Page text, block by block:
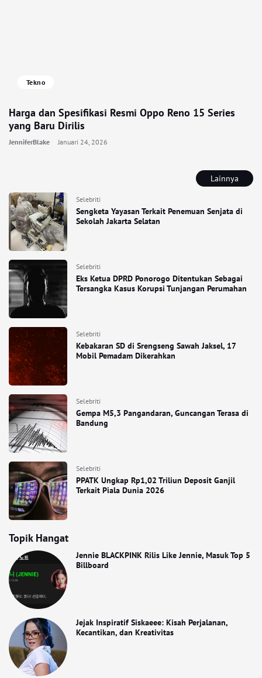
Lainnya
Selebriti
Sengketa Yayasan Terkait Penemuan Senjata di
Sekolah Jakarta Selatan
Selebriti
Eks Ketua DPRD Ponorogo Ditentukan Sebagai
Tersangka Kasus Korupsi Tunjangan Perumahan
Selebriti
Kebakaran SD di Srengseng Sawah Jaksel, 17
Mobil Pemadam Dikerahkan
Selebriti
Gempa M5,3 Pangandaran, Guncangan Terasa di
Bandung
Selebriti
PPATK Ungkap Rp1,02 Triliun Deposit Ganjil
Terkait Piala Dunia 2026
Topik Hangat
Jennie BLACKPINK Rilis Like Jennie, Masuk Top 5
Billboard
Jejak Inspiratif Siskaeee: Kisah Perjalanan,
Kecantikan, dan Kreativitas
Tekno
Harga dan Spesifikasi Resmi Oppo Reno 15 Series
yang Baru Dirilis
JenniferBlake Januari 24, 2026